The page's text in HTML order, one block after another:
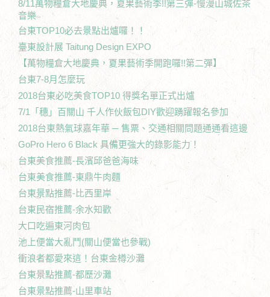
8/11萬物糧倉大地慶典，夏果藝術季!!第三彈-慢漫山城佐茶
音樂
台東TOP10必去景點出爐囉！！
臺東設計展 Taitung Design EXPO
【萬物糧倉大地慶典，夏果藝術季開跑囉!!第二彈】
台東7-8月怎麼玩
2018台東必吃美食TOP10 得獎名單正式出爐
7/1「穗」百關山 千人作伙飯包DIY歡迎踴躍報名參加
2018台東熱氣球嘉年華 ─ 售票、交通相關問題通通看這邊
GoPro Hero 6 Black 具備更強大的錄影能力！
台東美食推薦-長濱邱爸爸海味
台東美食推薦-東鼎牛肉麵
台東景點推薦-比西里岸
台東民宿推薦-余水知歡
大口吃遍東河肉包
池上便當大亂鬥(關山便當也參戰)
衝浪者都愛來這！台東金樽沙灘
台東景點推薦-都歷沙灘
台東景點推薦-山里車站